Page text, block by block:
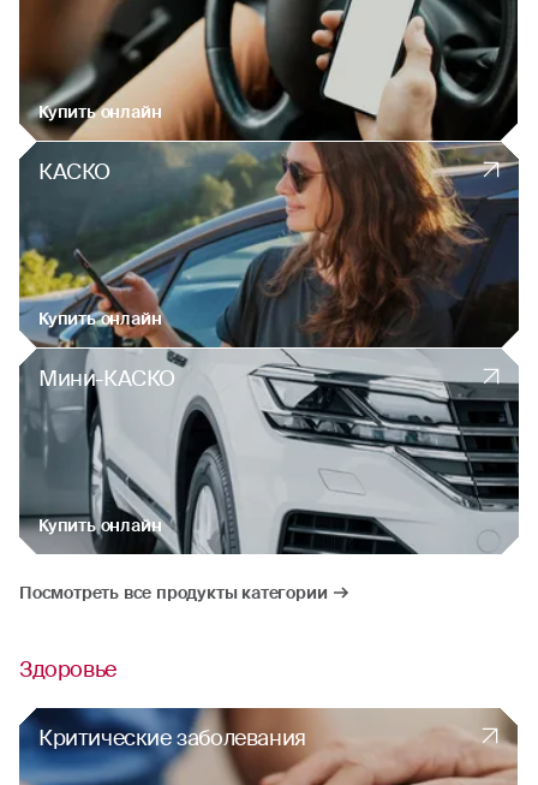
Купить онлайн
КАСКО
Купить онлайн
Мини-КАСКО
Купить онлайн
Посмотреть все продукты категории
Здоровье
Критические заболевания